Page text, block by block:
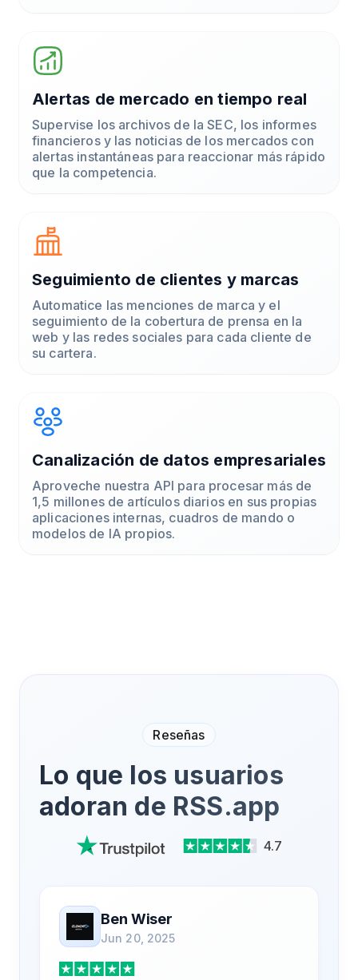
Alertas de mercado en tiempo real
Supervise los archivos de la SEC, los informes
financieros y las noticias de los mercados con
alertas instantáneas para reaccionar más rápido
que la competencia.
Seguimiento de clientes y marcas
Automatice las menciones de marca y el
seguimiento de la cobertura de prensa en la
web y las redes sociales para cada cliente de
su cartera.
Canalización de datos empresariales
Aproveche nuestra API para procesar más de
1,5 millones de artículos diarios en sus propias
aplicaciones internas, cuadros de mando o
modelos de IA propios.
Reseñas
Lo que los usuarios
adoran de RSS.app
4.7
Ben Wiser
Jun 20, 2025